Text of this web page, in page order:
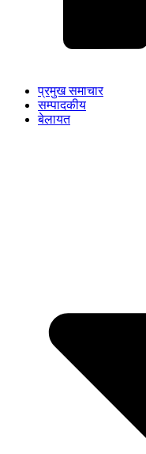
प्रमुख समाचार
सम्पादकीय
बेलायत